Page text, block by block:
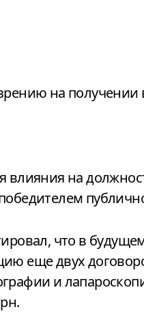
на получении
влияния на
что в
еще двух
и